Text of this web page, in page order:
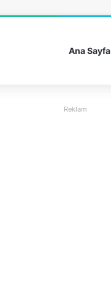
Ana Sayfa
Reklam